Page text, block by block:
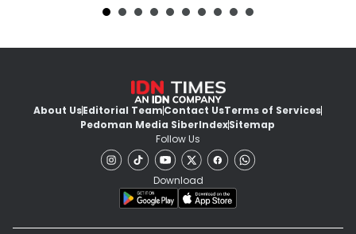
About UsEditorial TeamContact UsTerms of Services
Pedoman Media SiberIndexSitemap
Follow Us
Download